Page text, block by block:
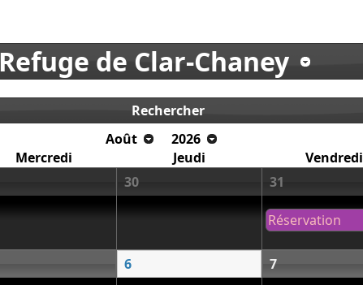
Refuge de Clar-Chaney
Rechercher
Août
2026
Mercredi Jeudi Vendredi
30 31
Réservation
6 7